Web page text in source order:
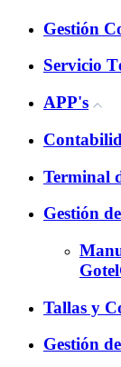
Gestión
Servicio
APP's
Terminal
Gestión
Tallas y
Gestión